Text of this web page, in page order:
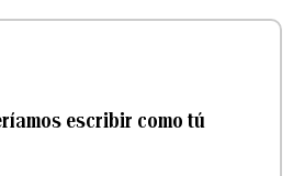
escribir como tú